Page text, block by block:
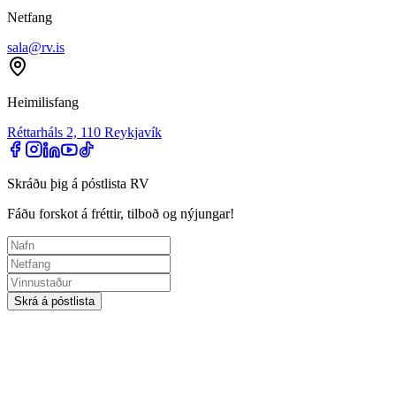
Netfang
sala@rv.is
Heimilisfang
Réttarháls 2, 110 Reykjavík
Skráðu þig á póstlista RV
Fáðu forskot á fréttir, tilboð og nýjungar!
Skrá á póstlista